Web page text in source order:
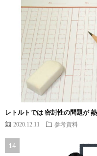
レトルトでは 密封性の問題が
2020.12.11 参考資料